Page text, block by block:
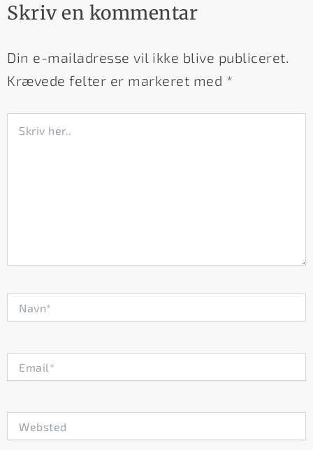
Skriv en kommentar
Din e-mailadresse vil ikke blive publiceret.
Krævede felter er markeret med *
her..